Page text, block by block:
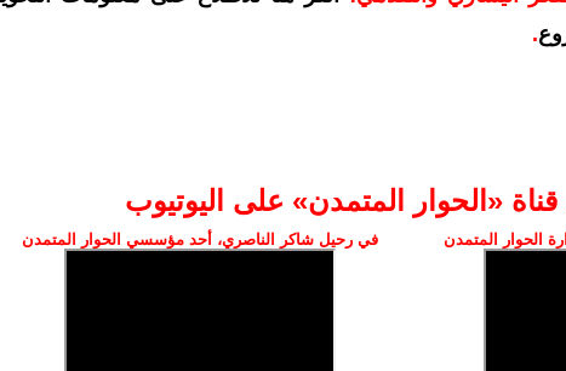
.
‫«الحوار المتمدن» على اليوتيوب
الحوار المتمدن في رحيل شاكر الناصري، أحد مؤسسي الحوار المتمدن